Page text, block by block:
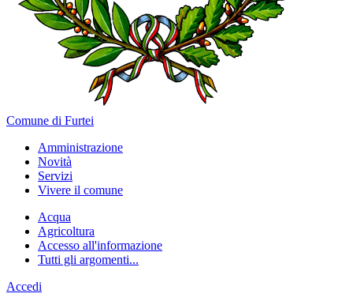
Comune di Furtei
Amministrazione
Novità
Servizi
Vivere il comune
Acqua
Agricoltura
Accesso all'informazione
Tutti gli argomenti...
Accedi